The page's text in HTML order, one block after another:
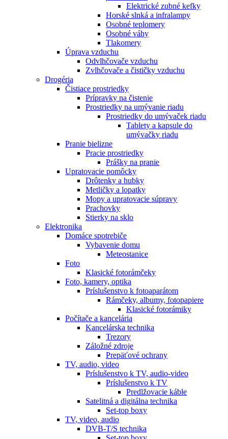
Elektrické zubné kefky
Horské slnká a infralampy
Osobné teplomery
Osobné váhy
Tlakomery
Úprava vzduchu
Odvlhčovače vzduchu
Zvlhčovače a čističky vzduchu
Drogéria
Čistiace prostriedky
Prípravky na čistenie
Prostriedky na umývanie riadu
Prostriedky do umývaček riadu
Tablety a kapsule do
umývačky riadu
Pranie bielizne
Pracie prostriedky
Prášky na pranie
Upratovacie pomôcky
Drôtenky a hubky
Metličky a lopatky
Mopy a upratovacie súpravy
Prachovky
Stierky na sklo
Elektronika
Domáce spotrebiče
Vybavenie domu
Meteostanice
Foto
Klasické fotorámčeky
Foto, kamery, optika
Príslušenstvo k fotoaparátom
Rámčeky, albumy, fotopapiere
Klasické fotorámiky
Počítače a kancelária
Kancelárska technika
Trezory
Záložné zdroje
Prepäťové ochrany
TV, audio, video
Príslušenstvo k TV, audio-video
Príslušenstvo k TV
Predlžovacie káble
Satelitná a digitálna technika
Set-top boxy
TV, video, audio
DVB-T/S technika